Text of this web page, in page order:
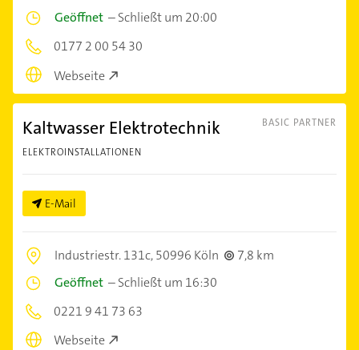
Geöffnet –Schließt um 20:00
0177 2 00 54 30
Webseite
BASIC PARTNER
Kaltwasser Elektrotechnik
ELEKTROINSTALLATIONEN
E-Mail
Industriestr. 131c,50996 Köln
7,8 km
Geöffnet –Schließt um 16:30
0221 9 41 73 63
Webseite